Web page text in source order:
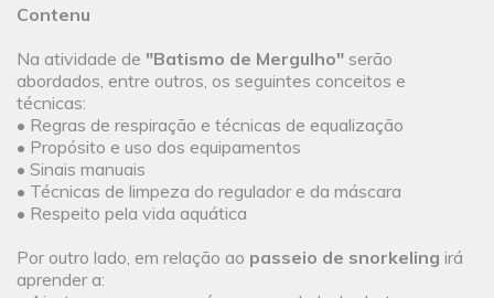
Contenu
Na atividade de "Batismo de Mergulho" serão
abordados, entre outros, os seguintes conceitos e
técnicas:
• Regras de respiração e técnicas de equalização
• Propósito e uso dos equipamentos
• Sinais manuais
• Técnicas de limpeza do regulador e da máscara
• Respeito pela vida aquática
Por outro lado, em relação ao passeio de snorkeling irá
aprender a: